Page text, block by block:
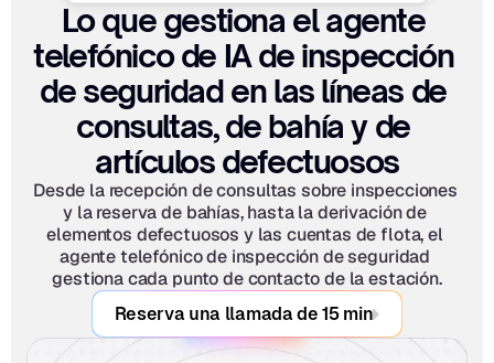
Lo que gestiona el agente
telefónico de IA de inspección
de seguridad en las líneas de
consultas, de bahía y de
artículos defectuosos
Desde la recepción de consultas sobre inspecciones
y la reserva de bahías, hasta la derivación de
elementos defectuosos y las cuentas de flota, el
agente telefónico de inspección de seguridad
gestiona cada punto de contacto de la estación.
Reserva una llamada de 15 min